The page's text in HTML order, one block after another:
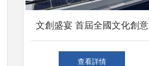
文創盛宴 首屆全國文化創意
產品推介展擁抱文化藝術新生
查看詳情